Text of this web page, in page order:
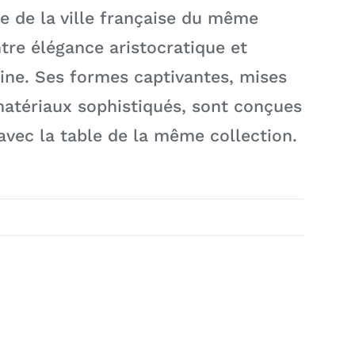
de la ville française du même
élégance aristocratique et
Ses formes captivantes, mises
sophistiqués, sont conçues
la table de la même collection.